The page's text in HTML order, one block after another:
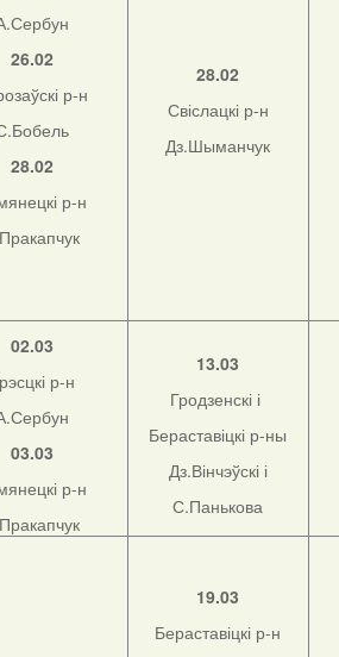
26.02
р-н
28.02
р-н
28.02
Свіслацкі р-н
Дз.Шыманчук
02.03
р-н
03.03
р-н
13.03
Гродзенскі і
Бераставіцкі р-ны
Дз.Вінчэўскі і
С.Панькова
19.03
Бераставіцкі р-н